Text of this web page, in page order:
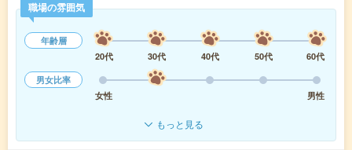
職場の雰囲気
年齢層
20代
30代 40代 50代
60代
男女比率
女性
男性
もっと見る